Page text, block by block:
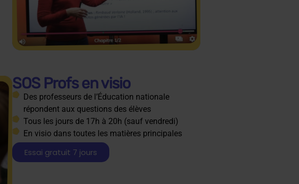
SOS Profs en visio
Des professeurs de l’Éducation nationale
répondent aux questions des élèves
Tous les jours de 17h à 20h (sauf vendredi)
En visio dans toutes les matières principales
Essai gratuit 7 jours